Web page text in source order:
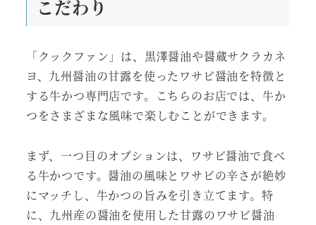
こだわり
「クックファン」は、黒澤醤油や醤蔵サクラカネ
ヨ、九州醤油の甘露を使ったワサビ醤油を特徴と
する牛かつ専門店です。こちらのお店では、牛か
つをさまざまな風味で楽しむことができます。
まず、一つ目のオプションは、ワサビ醤油で食べ
る牛かつです。醤油の風味とワサビの辛さが絶妙
にマッチし、牛かつの旨みを引き立てます。特
に、九州産の醤油を使用した甘露のワサビ醤油